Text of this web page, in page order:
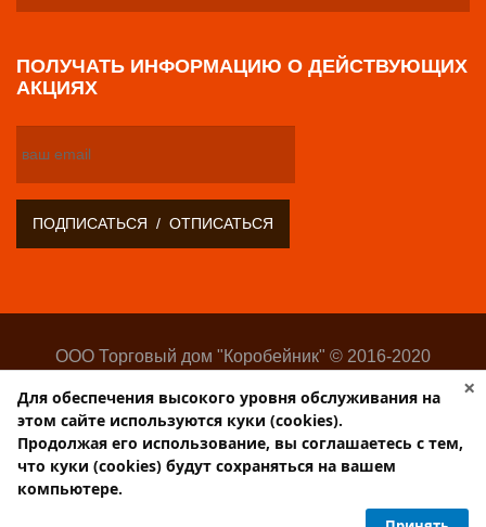
ПОЛУЧАТЬ ИНФОРМАЦИЮ О ДЕЙСТВУЮЩИХ
АКЦИЯХ
ООО Торговый дом "Коробейник" © 2016-2020
изделий
Разработка:Web-студия Websilon
Поддержка сайта —ООО «Центр-Интернет»
Торговый дом КОРОБЕЙНИК
×
Для обеспечения высокого уровня обслуживания на
этом сайте используются куки (cookies).
Продолжая его использование, вы соглашаетесь с тем,
что куки (cookies) будут сохраняться на вашем
компьютере.